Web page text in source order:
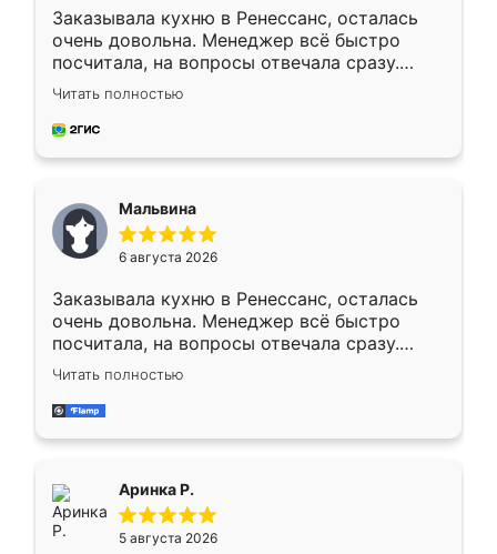
Заказывала кухню в Ренессанс, осталась
очень довольна. Менеджер всё быстро
посчитала, на вопросы отвечала сразу.
Замерщик приехал в субботу, подошёл к
делу со всей ответственностью. Собрали
за день, ребята работали аккуратно, даже
Читать полностью
Мальвина
6 августа 2026
Заказывала кухню в Ренессанс, осталась
очень довольна. Менеджер всё быстро
посчитала, на вопросы отвечала сразу.
Замерщик приехал в субботу, подошёл к
делу со всей ответственностью. Собрали
за день, ребята работали аккуратно, даже
Читать полностью
Аринка Р.
5 августа 2026